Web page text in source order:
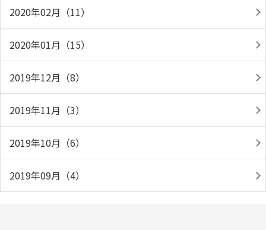
2020年02月（11）
2020年01月（15）
2019年12月（8）
2019年11月（3）
2019年10月（6）
2019年09月（4）